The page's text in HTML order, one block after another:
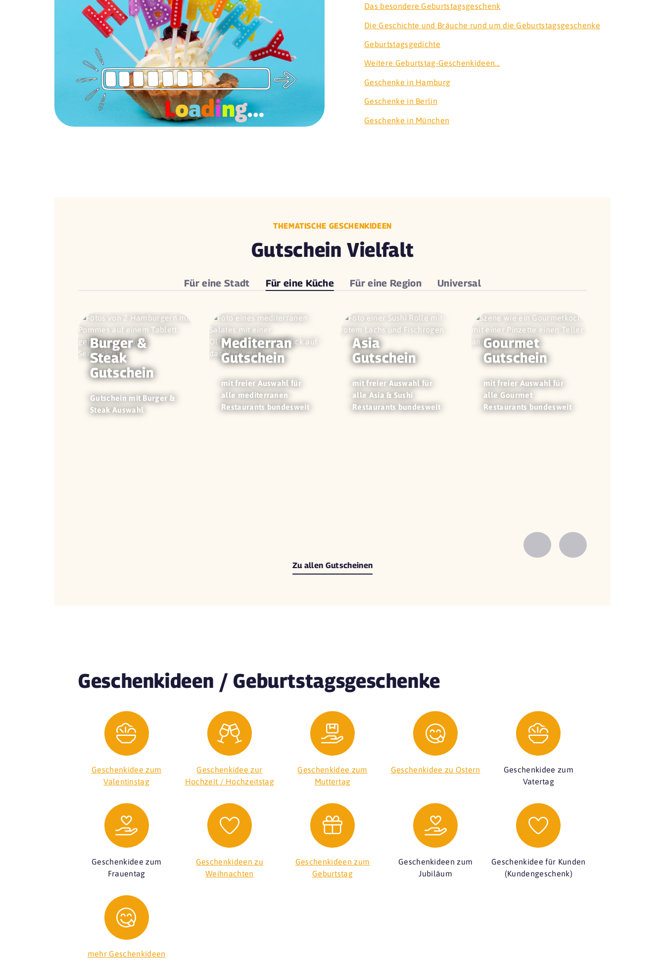
Das besondere Geburtstagsgeschenk
Die Geschichte und Bräuche rund um die Geburtstagsgeschenke
Geburtstagsgedichte
Weitere Geburtstag-Geschenkideen...
Geschenke in Hamburg
Geschenke in Berlin
Geschenke in München
THEMATISCHE GESCHENKIDEEN
Gutschein Vielfalt
Für eineStadt Für eine Küche Für eine Region Universal
Burger &
Steak
Gutschein
Gutschein mit Burger &
Steak Auswahl
Mediterran
Gutschein
mit freier Auswahl für
alle mediterranen
Restaurants bundesweit
Asia
Gutschein
mit freier Auswahl für
alle Asia & Sushi
Restaurants bundesweit
Gourmet
Gutschein
mit freier Auswahl für
alle Gourmet
Restaurants bundesweit
Zurück
Vorwärts
Zu allen Gutscheinen
Geschenkideen / Geburtstagsgeschenke
Geschenkidee zum
Valentinstag
Geschenkidee zur
Hochzeit / Hochzeitstag
Geschenkidee zum
Muttertag
Geschenkidee zu Ostern
Geschenkidee zum
Vatertag
Geschenkidee zum
Frauentag
Geschenkideen zu
Weihnachten
Geschenkideen zum
Geburtstag
Geschenkideen zum
Jubiläum
Geschenkidee für Kunden
(Kundengeschenk)
mehr Geschenkideen